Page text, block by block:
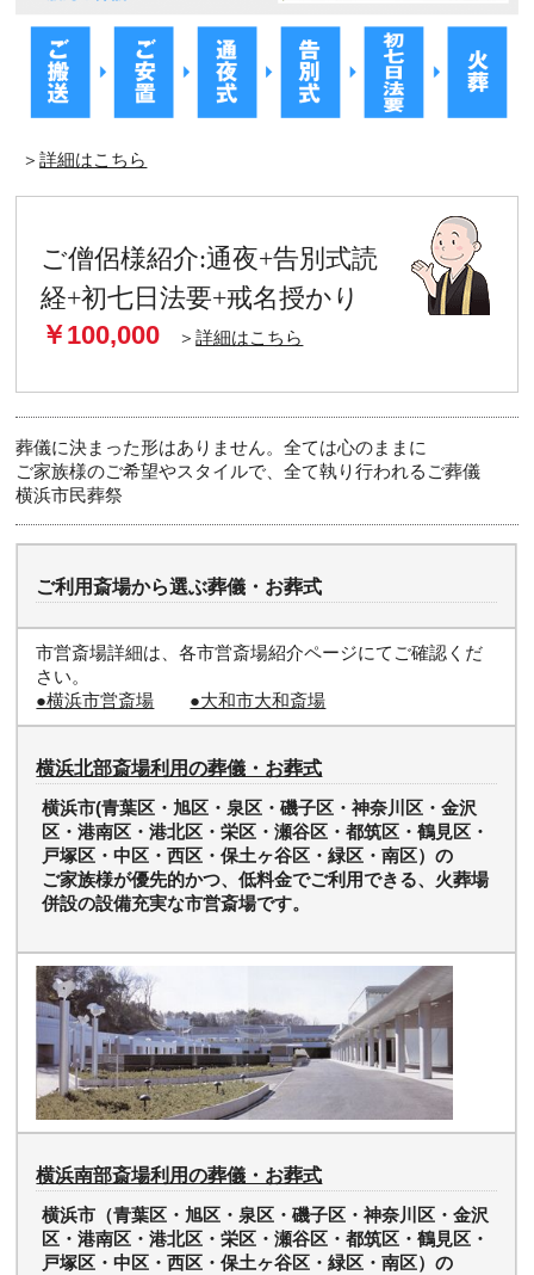
＞詳細はこちら
ご僧侶様紹介:通夜+告別式読
経+初七日法要+戒名授かり
￥100,000 ＞詳細はこちら
葬儀に決まった形はありません。全ては心のままに
ご家族様のご希望やスタイルで、全て執り行われるご葬儀
横浜市民葬祭
ご利用斎場から選ぶ葬儀・お葬式
市営斎場詳細は、各市営斎場紹介ページにてご確認くだ
さい。
●横浜市営斎場
●大和市大和斎場
横浜北部斎場利用の葬儀・お葬式
横浜市(青葉区・旭区・泉区・磯子区・神奈川区・金沢
区・港南区・港北区・栄区・瀬谷区・都筑区・鶴見区・
戸塚区・中区・西区・保土ヶ谷区・緑区・南区）の
ご家族様が優先的かつ、低料金でご利用できる、火葬場
併設の設備充実な市営斎場です。
横浜南部斎場利用の葬儀・お葬式
横浜市（青葉区・旭区・泉区・磯子区・神奈川区・金沢
区・港南区・港北区・栄区・瀬谷区・都筑区・鶴見区・
戸塚区・中区・西区・保土ヶ谷区・緑区・南区）の